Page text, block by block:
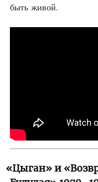
быть живой.
«Цыган» и